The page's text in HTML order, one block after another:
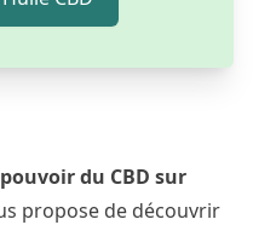
du CBD sur
propose de découvrir